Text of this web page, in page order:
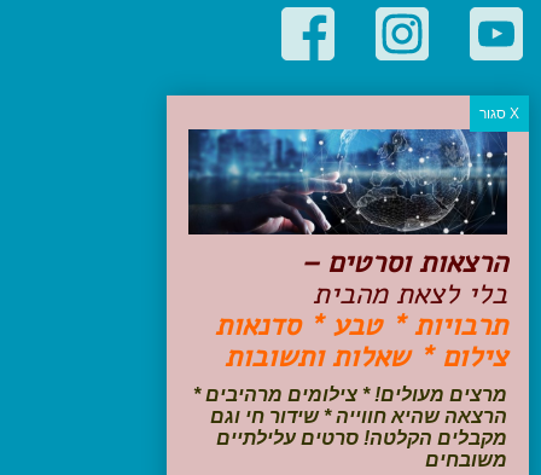
קטגוריות פופולריות
יעדים
טיולים בישראל
מלונות בוטיק בישראל
טיפים והמלצות
הכנות לנסיעה
טיולי ג'יפים
טיולים עם ילדים
שייט, הפלגות, קרוזים
עקבו אחרינו בפייסבוק
הרצאות וסרטים –
בלי לצאת מהבית
תרבויות * טבע * סדנאות
צילום * שאלות ותשובות
מרצים מעולים! * צילומים מרהיבים *
הרצאה שהיא חווייה * שידור חי וגם
מקבלים הקלטה! סרטים עלילתיים
משובחים